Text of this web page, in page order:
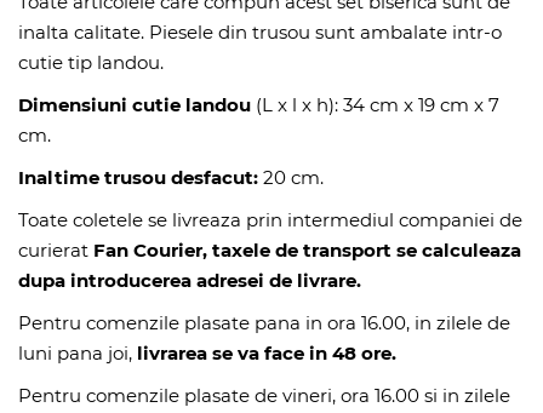
inalta calitate. Piesele din trusou sunt ambalate intr-o
cutie tip landou.
Dimensiuni cutie landou (L x l x h): 34 cm x 19 cm x 7
cm.
Inaltime trusou desfacut: 20 cm.
Toate coletele se livreaza prin intermediul companiei de
curierat Fan Courier, taxele de transport se calculeaza
dupa introducerea adresei de livrare.
Pentru comenzile plasate pana in ora 16.00, in zilele de
luni pana joi, livrarea se va face in 48 ore.
Pentru comenzile plasate de vineri, ora 16.00 si in zilele